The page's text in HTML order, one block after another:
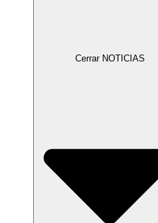
Cerrar NOTICIAS